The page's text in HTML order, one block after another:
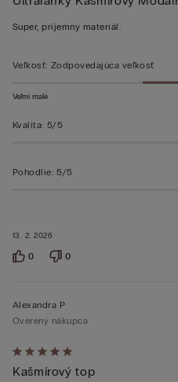
z 5
13. 2. 2026
Super, príjemný materiál.
Veľkosť: Zodpovedajúca veľkosť
Veľmi malé
Kvalita: 5/5
Pohodlie: 5/5
0 0
Hodnotenie:
5
Alexandra P
Overený nákupca
Kašmírový top